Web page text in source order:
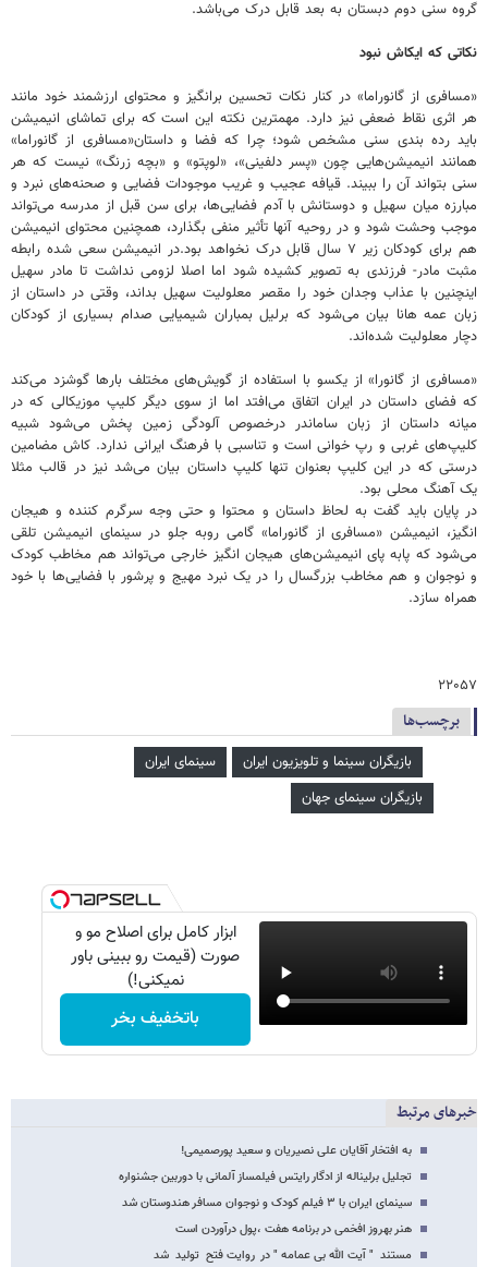
گروه سنی دوم دبستان به بعد قابل درک می‌باشد.
نکاتی که ایکاش نبود
«مسافری از گانوراما» در کنار نکات تحسین برانگیز و محتوای ارزشمند خود مانند
هر اثری نقاط ضعفی نیز دارد. مهمترین نکته این است که برای تماشای انیمیشن
باید رده بندی سنی مشخص شود؛ چرا که فضا و داستان«مسافری از گانوراما»
همانند انیمیشن‌هایی چون «پسر دلفینی»، «لوپتو» و «بچه زرنگ» نیست که هر
سنی بتواند آن را ببیند. قیافه عجیب و غریب موجودات فضایی و صحنه‌های نبرد و
مبارزه میان سهیل و دوستانش با آدم فضایی‌ها، برای سن قبل از مدرسه می‌تواند
موجب وحشت شود و در روحیه آنها تأثیر منفی بگذارد، همچنین محتوای انیمیشن
هم برای کودکان زیر ۷ سال قابل درک نخواهد بود.در انیمیشن سعی شده رابطه
مثبت مادر- فرزندی به تصویر کشیده شود اما اصلا لزومی نداشت تا مادر سهیل
اینچنین با عذاب وجدان خود را مقصر معلولیت سهیل بداند، وقتی در داستان از
زبان عمه هانا بیان می‌شود که برلیل بمباران شیمیایی صدام بسیاری از کودکان
دچار معلولیت شده‌اند.
«مسافری از گانورا» از یکسو با استفاده از گویش‌های مختلف بارها گوشزد می‌کند
که فضای داستان در ایران اتفاق می‌افتد اما از سوی دیگر کلیپ موزیکالی که در
میانه داستان از زبان ساماندر درخصوص آلودگی زمین پخش می‌شود شبیه
کلیپ‌های غربی و رپ خوانی است و تناسبی با فرهنگ ایرانی ندارد. کاش مضامین
درستی که در این کلیپ بعنوان تنها کلیپ داستان بیان می‌شد نیز در قالب مثلا
یک آهنگ محلی بود.
در پایان باید گفت به لحاظ داستان و محتوا و حتی وجه سرگرم کننده و هیجان
انگیز، انیمیشن «مسافری از گانوراما» گامی روبه جلو در سینمای انیمیشن تلقی
می‌شود که پابه پای انیمیشن‌های هیجان انگیز خارجی می‌تواند هم مخاطب کودک
و نوجوان و هم مخاطب بزرگسال را در یک نبرد مهیج و پرشور با فضایی‌ها با خود
همراه سازد.
۲۲۰۵۷
برچسب‌ها
بازیگران سینما و تلویزیون ایران
سینمای ایران
بازیگران سینمای جهان
ابزار کامل برای اصلاح مو و
صورت (قیمت رو ببینی باور
نمیکنی!)
باتخفیف بخر
خبرهای مرتبط
به افتخار آقایان علی نصیریان و سعید پورصمیمی!
تجلیل برلیناله از ادگار رایتس فیلمساز آلمانی با دوربین جشنواره
سینمای ایران با ۳ فیلم کودک و نوجوان مسافر هندوستان شد
هنر بهروز افخمی در برنامه هفت ،پول درآوردن است
مستند " آیت الله بی عمامه " در روایت فتح تولید شد